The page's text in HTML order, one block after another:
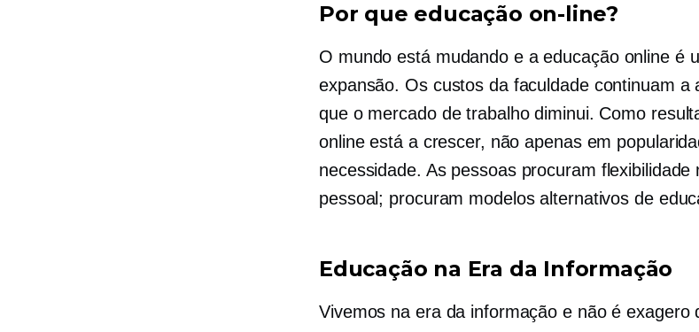
Por que educação on-line?
O mundo está mudando e a educação online é
expansão. Os custos da faculdade continuam a
que o mercado de trabalho diminui. Como
online está a crescer, não apenas em
necessidade. As pessoas procuram flexibilidade
pessoal; procuram modelos alternativos de
Educação na Era da Informação
Vivemos na era da informação e não é exagero